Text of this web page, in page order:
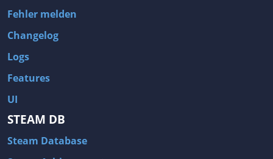
Fehler melden
Changelog
Logs
Features
UI
STEAM DB
Steam Database